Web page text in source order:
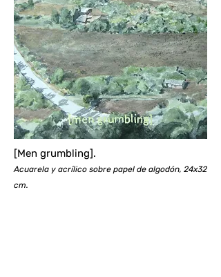
[Men grumbling].
Acuarela y acrílico sobre papel de algodón, 24x32
cm.